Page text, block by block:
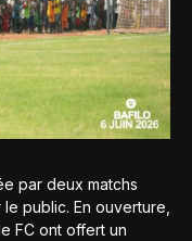
par deux matchs
public. En ouverture,
FC ont offert un